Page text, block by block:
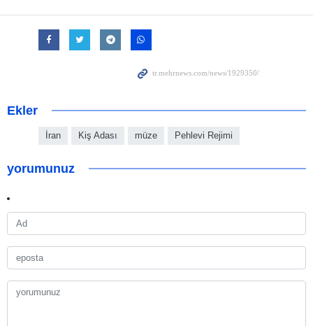
Ekler
İran Kiş Adası müze Pehlevi Rejimi
yorumunuz